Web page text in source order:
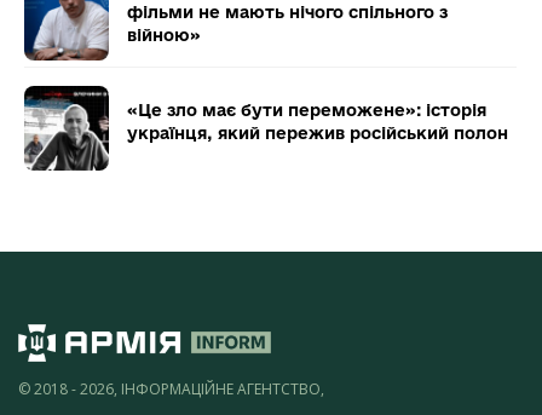
фільми не мають нічого спільного з
війною»
«Це зло має бути переможене»: історія
українця, який пережив російський полон
© 2018 - 2026, ІНФОРМАЦІЙНЕ АГЕНТСТВО,